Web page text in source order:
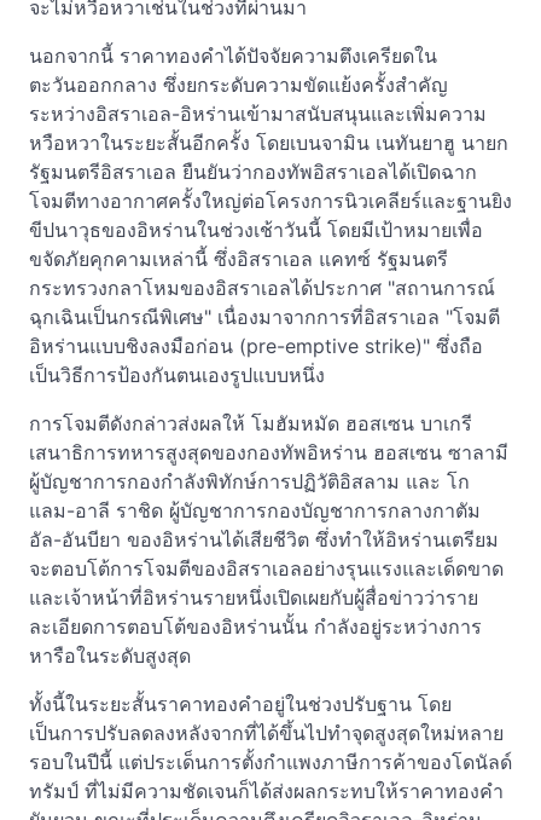
จะไม่หวือหวาเช่นในช่วงที่ผ่านมา
นอกจากนี้ ราคาทองคำได้ปัจจัยความตึงเครียดใน
ตะวันออกกลาง ซึ่งยกระดับความขัดแย้งครั้งสำคัญ
ระหว่างอิสราเอล-อิหร่านเข้ามาสนับสนุนและเพิ่มความ
หวือหวาในระยะสั้นอีกครั้ง โดยเบนจามิน เนทันยาฮู นายก
รัฐมนตรีอิสราเอล ยืนยันว่ากองทัพอิสราเอลได้เปิดฉาก
โจมตีทางอากาศครั้งใหญ่ต่อโครงการนิวเคลียร์และฐานยิง
ขีปนาวุธของอิหร่านในช่วงเช้าวันนี้ โดยมีเป้าหมายเพื่อ
ขจัดภัยคุกคามเหล่านี้ ซึ่งอิสราเอล แคทซ์ รัฐมนตรี
กระทรวงกลาโหมของอิสราเอลได้ประกาศ "สถานการณ์
ฉุกเฉินเป็นกรณีพิเศษ" เนื่องมาจากการที่อิสราเอล "โจมตี
อิหร่านแบบชิงลงมือก่อน (pre-emptive strike)" ซึ่งถือ
เป็นวิธีการป้องกันตนเองรูปแบบหนึ่ง
การโจมตีดังกล่าวส่งผลให้ โมฮัมหมัด ฮอสเซน บาเกรี
เสนาธิการทหารสูงสุดของกองทัพอิหร่าน ฮอสเซน ซาลามี
ผู้บัญชาการกองกำลังพิทักษ์การปฏิวัติอิสลาม และ โก
แลม-อาลี ราชิด ผู้บัญชาการกองบัญชาการกลางกาตัม
อัล-อันบียา ของอิหร่านได้เสียชีวิต ซึ่งทำให้อิหร่านเตรียม
จะตอบโต้การโจมตีของอิสราเอลอย่างรุนแรงและเด็ดขาด
และเจ้าหน้าที่อิหร่านรายหนึ่งเปิดเผยกับผู้สื่อข่าวว่าราย
ละเอียดการตอบโต้ของอิหร่านนั้น กำลังอยู่ระหว่างการ
หารือในระดับสูงสุด
ทั้งนี้ในระยะสั้นราคาทองคำอยู่ในช่วงปรับฐาน โดย
เป็นการปรับลดลงหลังจากที่ได้ขึ้นไปทำจุดสูงสุดใหม่หลาย
รอบในปีนี้ แต่ประเด็นการตั้งกำแพงภาษีการค้าของโดนัลด์
ทรัมป์ ที่ไม่มีความชัดเจนก็ได้ส่งผลกระทบให้ราคาทองคำ